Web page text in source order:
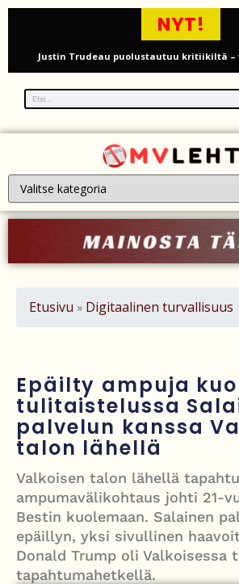
NYT!
Justin Trudeau puolustautuu kritiikiltä –
Grenfellin tornon palo: yhdeksäs vuosipäivä
Turistijuna kaatui Cártaman tapasjuhlilla – 17
Työläistaustainen kansanedustaja avaa
kuukautisterveyden ja endometrioosin
PT Vatanen antoi porttikiellon Juhana
muutos tarkoittaa?
Öljyn hinta sukelsi – Pakistanin välittämä
Hormuzinsalmen
törkyrunosta – kunnianloukkaus
Israelin isku Beirutiin kiristää jännitteitä –
tulitaukosopu
Etusivu » Digitaalinen turvallisuus
Epäilty ampuja
tulitaistelussa
palvelun kanssa
talon lähellä
Valkoisen talon lähellä
ampumavälikohtaus johti 21-
Bestin kuolemaan. Salainen
epäillyn, yksi sivullinen
Donald Trump oli Valkoisessa
tapahtumahetkellä.